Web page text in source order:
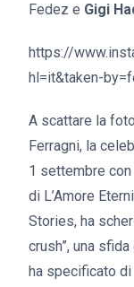
Fedez e Gigi
https://
hl=it&taken-
A scattare la
Ferragni, la
1 settembre
di L’Amore
Stories, ha
crush”, una
ha specificato